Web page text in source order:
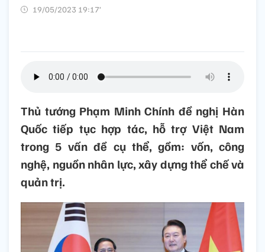
19/05/2023 19:17’
Thủ tướng Phạm Minh Chính đề nghị Hàn
Quốc tiếp tục hợp tác, hỗ trợ Việt Nam
trong 5 vấn đề cụ thể, gồm: vốn, công
nghệ, nguồn nhân lực, xây dựng thể chế và
quản trị.